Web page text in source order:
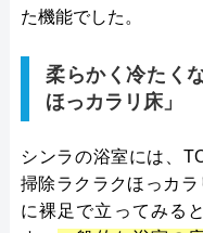
た機能でした。
柔らかく冷たく
ほっカラリ床」
シンラの浴室には、
掃除ラクラクほっカ
に裸足で立ってみる